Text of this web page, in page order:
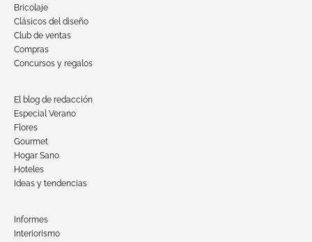
Bricolaje
Clásicos del diseño
Club de ventas
Compras
Concursos y regalos
El blog de redacción
Especial Verano
Flores
Gourmet
Hogar Sano
Hoteles
Ideas y tendencias
Informes
Interiorismo